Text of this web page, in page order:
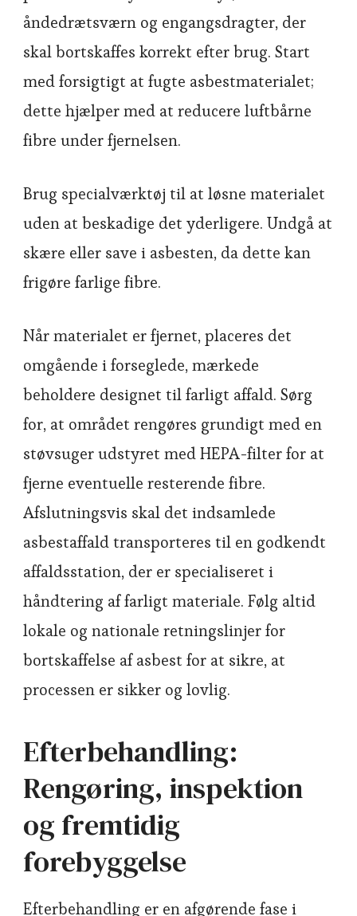
åndedrætsværn og engangsdragter, der
skal bortskaffes korrekt efter brug. Start
med forsigtigt at fugte asbestmaterialet;
dette hjælper med at reducere luftbårne
fibre under fjernelsen.
Brug specialværktøj til at løsne materialet
uden at beskadige det yderligere. Undgå at
skære eller save i asbesten, da dette kan
frigøre farlige fibre.
Når materialet er fjernet, placeres det
omgående i forseglede, mærkede
beholdere designet til farligt affald. Sørg
for, at området rengøres grundigt med en
støvsuger udstyret med HEPA-filter for at
fjerne eventuelle resterende fibre.
Afslutningsvis skal det indsamlede
asbestaffald transporteres til en godkendt
affaldsstation, der er specialiseret i
håndtering af farligt materiale. Følg altid
lokale og nationale retningslinjer for
bortskaffelse af asbest for at sikre, at
processen er sikker og lovlig.
Efterbehandling:
Rengøring, inspektion
og fremtidig
forebyggelse
Efterbehandling er en afgørende fase i